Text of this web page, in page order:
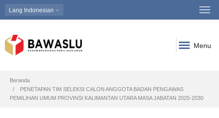
Lang Indonesian
Menu
Breadcrumb
Beranda
PENETAPAN TIM SELEKSI CALON ANGGOTA BADAN PENGAWAS
PEMILIHAN UMUM PROVINSI KALIMANTAN UTARA MASA JABATAN 2025-2030